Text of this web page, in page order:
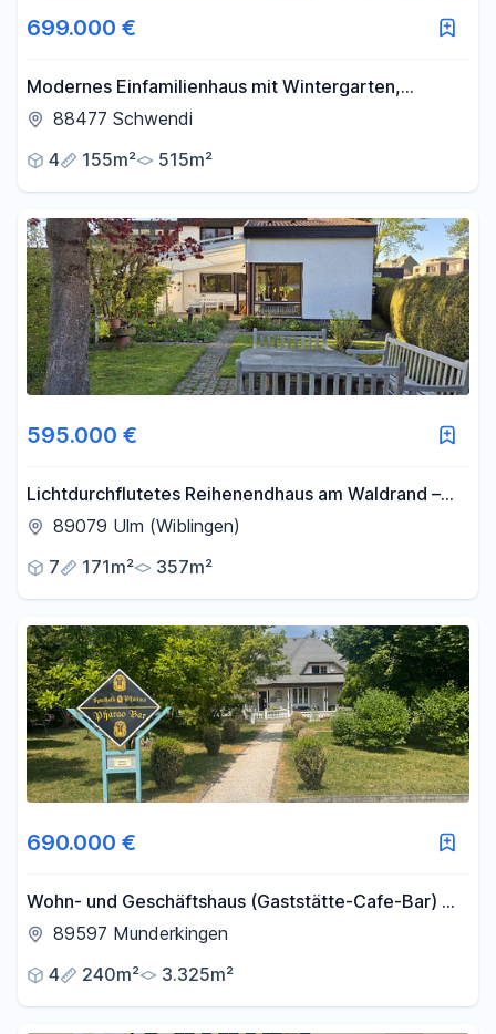
699.000 €
Modernes Einfamilienhaus mit Wintergarten,
Doppelgarage und liebevoll angelegtem Garten in
88477 Schwendi
4
155m² 515m²
595.000 €
Lichtdurchflutetes Reihenendhaus am Waldrand –
familienfreundlich & stadtnah in Ulm-Wiblingen
89079 Ulm (Wiblingen)
7
171m² 357m²
690.000 €
Wohn- und Geschäftshaus (Gaststätte-Cafe-Bar) mit
Anbaumöglichkeiten ( PREIS VB)
89597 Munderkingen
4
240m² 3.325m²